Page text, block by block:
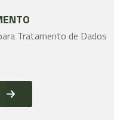
Tratamento de Dados